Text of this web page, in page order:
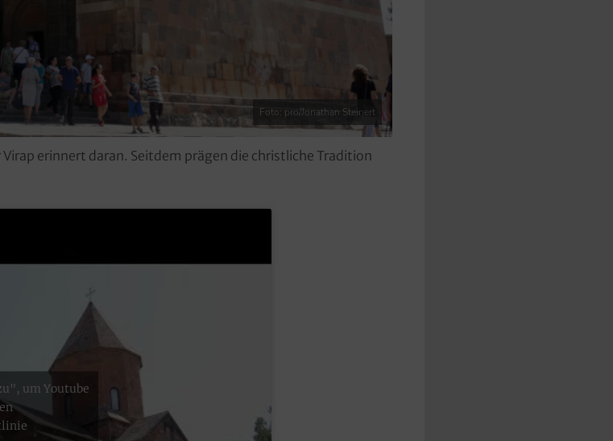
Foto: pro/Jonathan Steinert
erinnert daran. Seitdem prägen die christliche Tradition
um Youtube